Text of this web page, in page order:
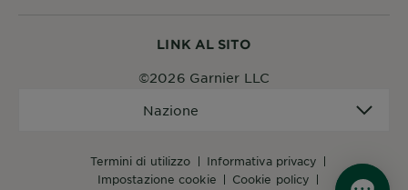
LINK AL SITO
termini di utilizzo
informativa privacy
impostazione cookie
cookie policy
Nazione
©2026 Garnier LLC